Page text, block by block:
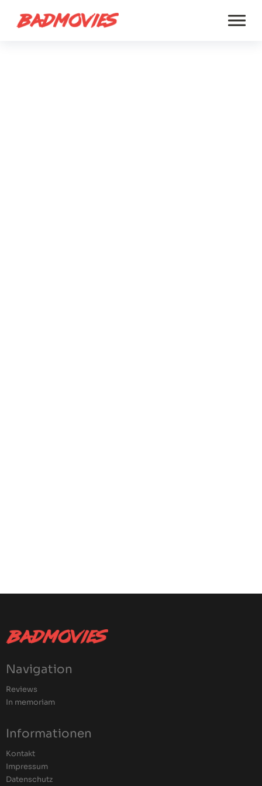
Navigation
Reviews
In memoriam
Informationen
Kontakt
Impressum
Datenschutz